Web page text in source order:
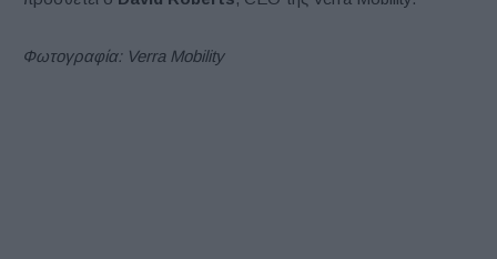
Φωτογραφία: Verra Mobility